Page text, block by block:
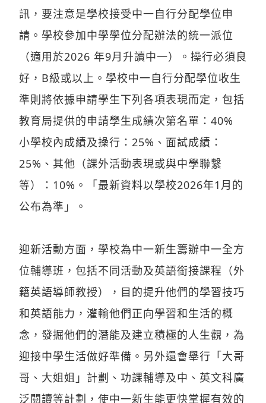
訊，要注意是學校接受中一自行分配學位申
請。學校參加中學學位分配辦法的統一派位
（適用於2026 年9月升讀中一）。操行必須良
好，B級或以上。學校中一自行分配學位收生
準則將依據申請學生下列各項表現而定，包括
教育局提供的申請學生成績次第名單：40%
小學校內成績及操行：25%、面試成績：
25%、其他（課外活動表現或與中學聯繫
等）：10%。「最新資料以學校2026年1月的
公布為準」。
迎新活動方面，學校為中一新生籌辦中一全方
位輔導班，包括不同活動及英語銜接課程（外
籍英語導師教授），目的提升他們的學習技巧
和英語能力，灌輸他們正向學習和生活的概
念，發掘他們的潛能及建立積極的人生觀，為
迎接中學生活做好準備。另外還會舉行「大哥
哥、大姐姐」計劃、功課輔導及中、英文科廣
泛閱讀等計劃，使中一新生能更快掌握有效的